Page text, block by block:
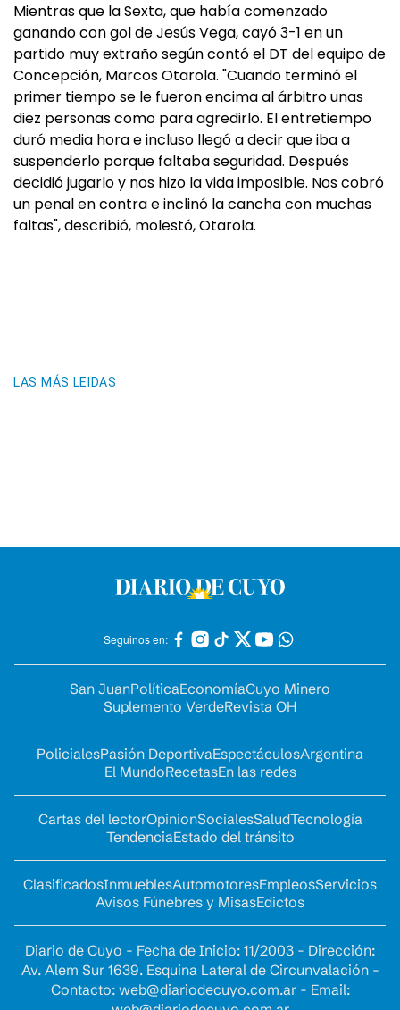
Mientras que la Sexta, que había comenzado
ganando con gol de Jesús Vega, cayó 3-1 en un
partido muy extraño según contó el DT del equipo de
Concepción, Marcos Otarola. "Cuando terminó el
primer tiempo se le fueron encima al árbitro unas
diez personas como para agredirlo. El entretiempo
duró media hora e incluso llegó a decir que iba a
suspenderlo porque faltaba seguridad. Después
decidió jugarlo y nos hizo la vida imposible. Nos cobró
un penal en contra e inclinó la cancha con muchas
faltas", describió, molestó, Otarola.
LAS MÁS LEIDAS
Seguinos en:
San JuanPolíticaEconomíaCuyo Minero
Suplemento VerdeRevista OH
PolicialesPasión DeportivaEspectáculosArgentina
El MundoRecetasEn las redes
Cartas del lectorOpinionSocialesSaludTecnología
TendenciaEstado del tránsito
ClasificadosInmueblesAutomotoresEmpleosServicios
Avisos Fúnebres y MisasEdictos
Diario de Cuyo - Fecha de Inicio: 11/2003 - Dirección:
Av. Alem Sur 1639. Esquina Lateral de Circunvalación -
Contacto: web@diariodecuyo.com.ar- Email: